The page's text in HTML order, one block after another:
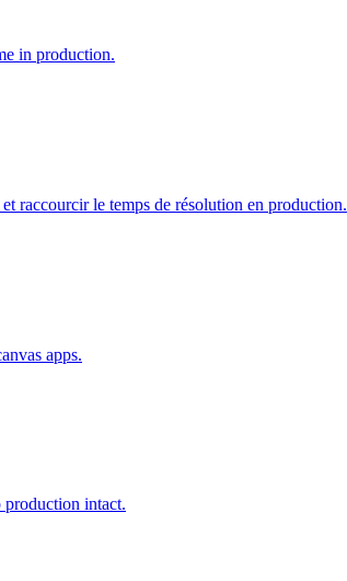
in production.
raccourcir le temps de résolution en production.
apps.
production intact.